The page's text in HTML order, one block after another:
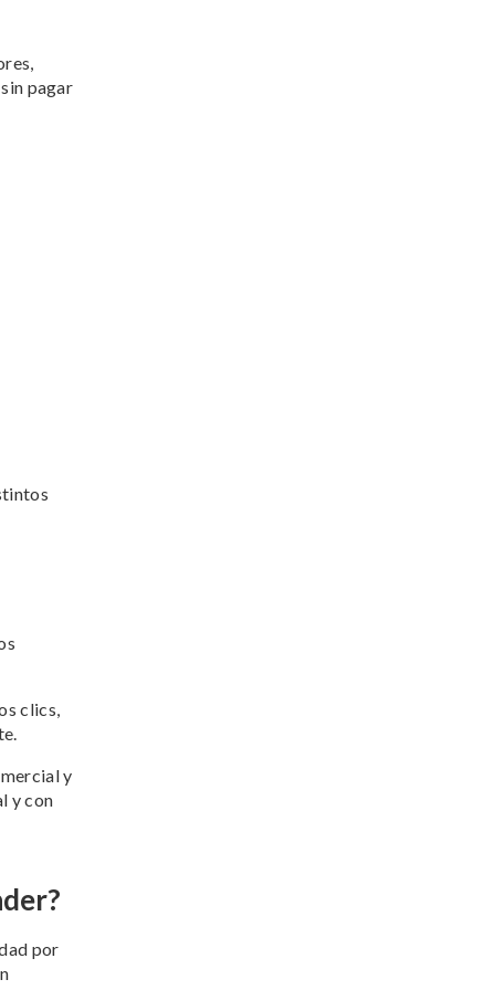
pagar
clics,
y
y con
por